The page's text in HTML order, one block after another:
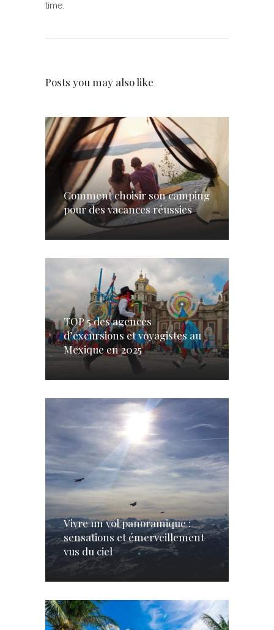
time.
Posts you may also like
Comment choisir son camping
pour des vacances réussies
TOP 5 des agences
d’excursions et voyagistes au
Mexique en 2025
Vivre un vol panoramique :
sensations et émerveillement
vus du ciel